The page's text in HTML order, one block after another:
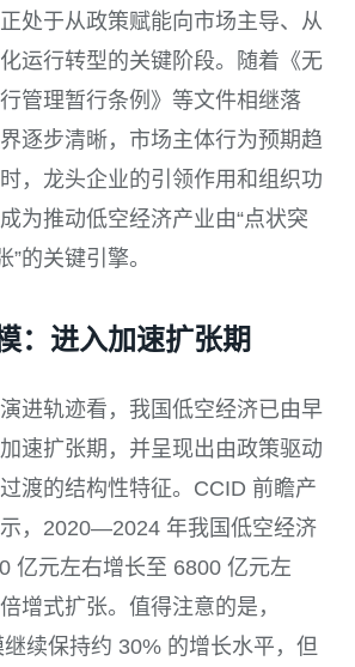
处于从政策赋能向市场主导、从
运行转型的关键阶段。随着《无
管理暂行条例》等文件相继落
逐步清晰，市场主体行为预期趋
，龙头企业的引领作用和组织功
为推动低空经济产业由“点状突
”的关键引擎。
：进入加速扩张期
进轨迹看，我国低空经济已由早
速扩张期，并呈现出由政策驱动
渡的结构性特征。CCID 前瞻产
，2020—2024 年我国低空经济
亿元左右增长至 6800 亿元左
增式扩张。值得注意的是，
续保持约 30% 的增长水平，但